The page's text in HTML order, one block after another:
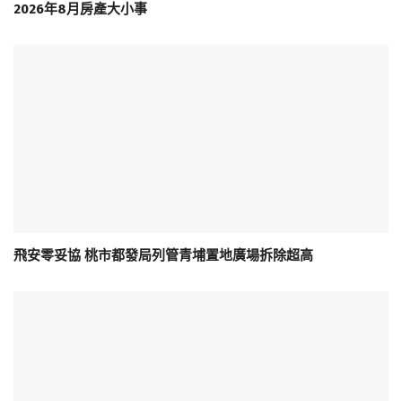
2026年8月房產大小事
飛安零妥協 桃市都發局列管青埔置地廣場拆除超高